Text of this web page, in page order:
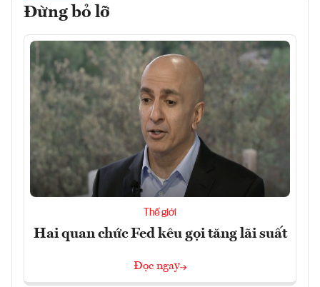
Đừng bỏ lỡ
Thế giới
Hai quan chức Fed kêu gọi tăng lãi suất
Đọc ngay